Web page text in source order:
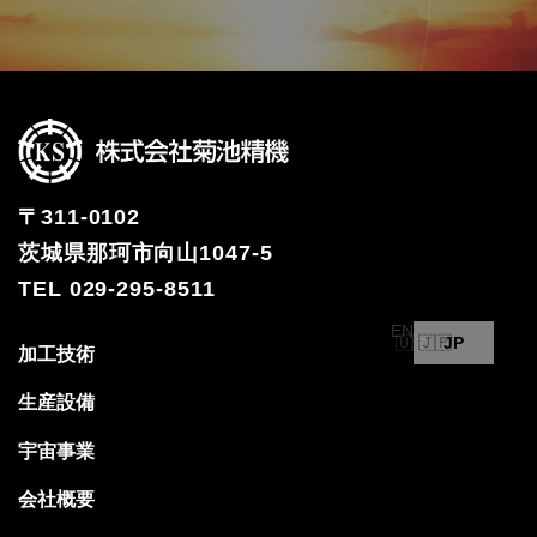
〒311-0102
茨城県那珂市向山1047-5
TEL 029-295-8511
EN
JP